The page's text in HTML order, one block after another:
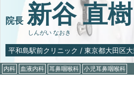
院長 新谷 直樹
しんがい なおき
平和島駅前クリニック / 東京都大田区
内科 血液内科 耳鼻咽喉科 小児耳鼻咽喉科